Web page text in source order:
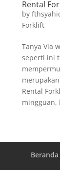
Rental
by
Forklift
Tanya Via
seperti ini
Rental
mingguan,
Beranda